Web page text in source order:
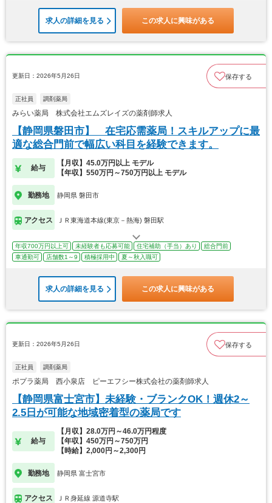
求人の詳細を見る この求人に興味がある
更新日：2026年5月26日 保存する
正社員 調剤薬局
みらい薬局 株式会社エムズレイズの薬剤師求人
【静岡県磐田市】 在宅応需薬局！スキルアップに最
適な総合門前で幅広い科目を経験できます。
給与
【月収】45.0万円以上 モデル
【年収】550万円～750万円以上 モデル
勤務地 静岡県 磐田市
アクセス ＪＲ東海道本線(東京－熱海) 磐田駅
年収700万円以上可 未経験者も応募可能 住宅補助（手当）あり
総合門前
車通勤可
店舗数1～9 積極採用中 夏～秋入職可
求人の詳細を見る この求人に興味がある
更新日：2026年5月26日 保存する
正社員 調剤薬局
ポプラ薬局 西小泉店 ピーエフシー株式会社の薬剤師求人
【静岡県富士宮市】未経験・ブランクOK！週休2～
2.5日が可能な地域密着型の薬局です
給与
【月収】28.0万円～46.0万円程度
【年収】450万円～750万円
【時給】2,000円～2,300円
勤務地 静岡県 富士宮市
アクセス ＪＲ身延線 源道寺駅